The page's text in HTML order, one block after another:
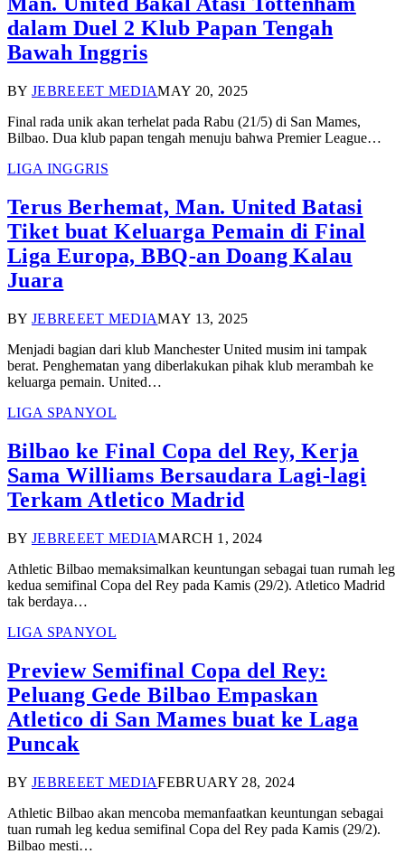
dalam Duel 2 Klub Papan Tengah
Bawah Inggris
BY JEBREEET MEDIAMAY 20, 2025
Final rada unik akan terhelat pada Rabu (21/5) di San Mames,
Bilbao. Dua klub papan tengah menuju bahwa Premier League…
LIGA INGGRIS
Terus Berhemat, Man. United Batasi
Tiket buat Keluarga Pemain di Final
Liga Europa, BBQ-an Doang Kalau
Juara
BY JEBREEET MEDIAMAY 13, 2025
Menjadi bagian dari klub Manchester United musim ini tampak
berat. Penghematan yang diberlakukan pihak klub merambah ke
keluarga pemain. United…
LIGA SPANYOL
Bilbao ke Final Copa del Rey, Kerja
Sama Williams Bersaudara Lagi-lagi
Terkam Atletico Madrid
BY JEBREEET MEDIAMARCH 1, 2024
Athletic Bilbao memaksimalkan keuntungan sebagai tuan rumah leg
kedua semifinal Copa del Rey pada Kamis (29/2). Atletico Madrid
tak berdaya…
LIGA SPANYOL
Preview Semifinal Copa del Rey:
Peluang Gede Bilbao Empaskan
Atletico di San Mames buat ke Laga
Puncak
BY JEBREEET MEDIAFEBRUARY 28, 2024
Athletic Bilbao akan mencoba memanfaatkan keuntungan sebagai
tuan rumah leg kedua semifinal Copa del Rey pada Kamis (29/2).
Bilbao mesti…